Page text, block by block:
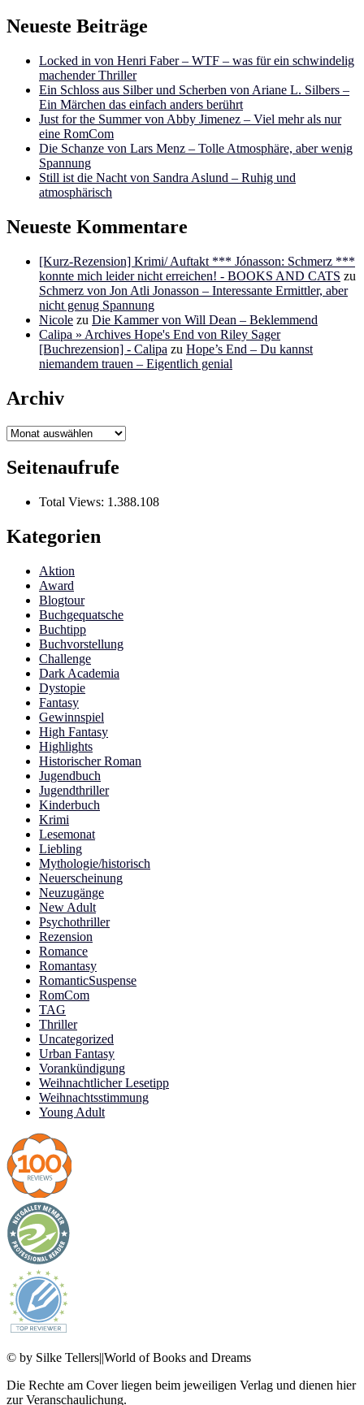
Neueste Beiträge
Locked in von Henri Faber – WTF – was für ein schwindelig
machender Thriller
Ein Schloss aus Silber und Scherben von Ariane L. Silbers –
Ein Märchen das einfach anders berührt
Just for the Summer von Abby Jimenez – Viel mehr als nur
eine RomCom
Die Schanze von Lars Menz – Tolle Atmosphäre, aber wenig
Spannung
Still ist die Nacht von Sandra Aslund – Ruhig und
atmosphärisch
Neueste Kommentare
[Kurz-Rezension] Krimi/ Auftakt *** Jónasson: Schmerz ***
konnte mich leider nicht erreichen! - BOOKS AND CATS zu
Schmerz von Jon Atli Jonasson – Interessante Ermittler, aber
nicht genug Spannung
Nicole zu Die Kammer von Will Dean – Beklemmend
Calipa » Archives Hope's End von Riley Sager
[Buchrezension] - Calipa zu Hope’s End – Du kannst
niemandem trauen – Eigentlich genial
Archiv
Archiv
Seitenaufrufe
Total Views: 1.388.108
Kategorien
Aktion
Award
Blogtour
Buchgequatsche
Buchtipp
Buchvorstellung
Challenge
Dark Academia
Dystopie
Fantasy
Gewinnspiel
High Fantasy
Highlights
Historischer Roman
Jugendbuch
Jugendthriller
Kinderbuch
Krimi
Lesemonat
Liebling
Mythologie/historisch
Neuerscheinung
Neuzugänge
New Adult
Psychothriller
Rezension
Romance
Romantasy
RomanticSuspense
RomCom
TAG
Thriller
Uncategorized
Urban Fantasy
Vorankündigung
Weihnachtlicher Lesetipp
Weihnachtsstimmung
Young Adult
© by Silke Tellers||World of Books and Dreams
Die Rechte am Cover liegen beim jeweiligen Verlag und dienen hier
zur Veranschaulichung.